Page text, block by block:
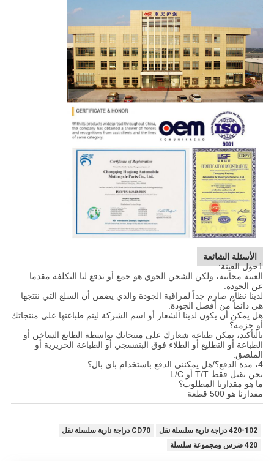
الأسئلة الشائعة
1حول العينة:
العينة مجانية، ولكن الشحن الجوي هو جمع أو تدفع لنا التكلفة مقدما.
عن الجودة:
لدينا نظام صارم جداً لمراقبة الجودة والذي يضمن أن السلع التي ننتجها
هي دائماً من أفضل الجودة.
هل يمكن أن يكون لدينا الشعار أو اسم الشركة ليتم طباعتها على منتجاتك
أو حزمة؟
بالتأكيد، يمكن طباعة شعارك على منتجاتك بواسطة الطابع الساخن أو
الطباعة أو التطليع أو الطلاء فوق البنفسجي أو الطباعة الحريرية أو
الملصق.
4، مدة الدفع؟/هل يمكنني الدفع باستخدام باي بال؟
نحن نقبل فقط T/T أو L/C.
ما هو مقدارنا المطلوب؟
مقدارنا هو 500 قطعة
420-102 دراجة نارية سلسلة نقل
CD70 دراجة نارية سلسلة نقل
420 ضرس ومجموعة سلسلة